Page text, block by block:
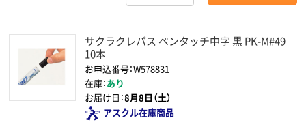
サクラクレパス ペンタッチ中字 黒 PK-M#49
10本
お申込番号：W578831
在庫：あり
お届け日：8月8日（土）
アスクル在庫商品